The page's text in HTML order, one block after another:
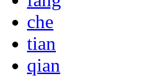
che
tian
qian